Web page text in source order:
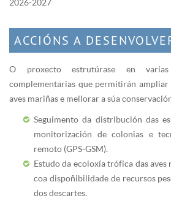
ACCIÓNS A
O proxecto estrutúrase en
complementarias que permitirán ampliar
aves mariñas e mellorar a súa
Seguimento da distribución das
monitorización de colonias e
remoto (GPS-GSM).
Estudo da ecoloxía trófica das aves
coa dispoñibilidade de recursos
dos descartes.